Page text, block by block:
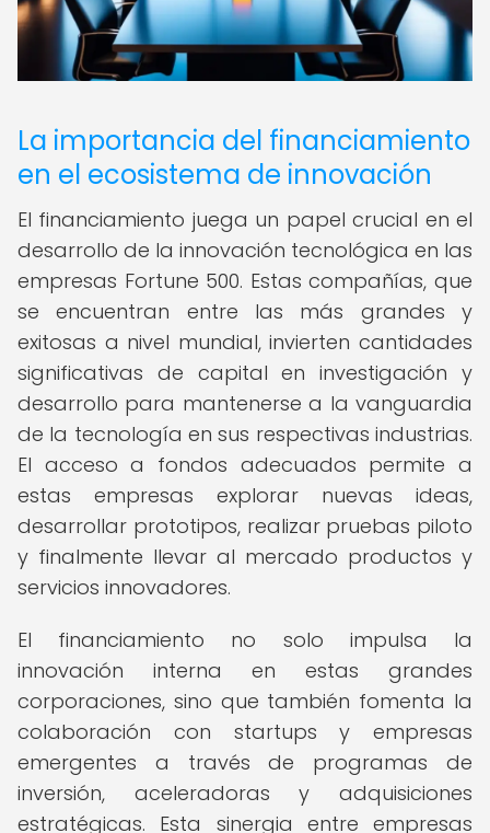
La importancia del financiamiento
en el ecosistema de innovación
El financiamiento juega un papel crucial en el
desarrollo de la innovación tecnológica en las
empresas Fortune 500. Estas compañías, que
se encuentran entre las más grandes y
exitosas a nivel mundial, invierten cantidades
significativas de capital en investigación y
desarrollo para mantenerse a la vanguardia
de la tecnología en sus respectivas industrias.
El acceso a fondos adecuados permite a
estas empresas explorar nuevas ideas,
desarrollar prototipos, realizar pruebas piloto
y finalmente llevar al mercado productos y
servicios innovadores.
El financiamiento no solo impulsa la
innovación interna en estas grandes
corporaciones, sino que también fomenta la
colaboración con startups y empresas
emergentes a través de programas de
inversión, aceleradoras y adquisiciones
estratégicas. Esta sinergia entre empresas